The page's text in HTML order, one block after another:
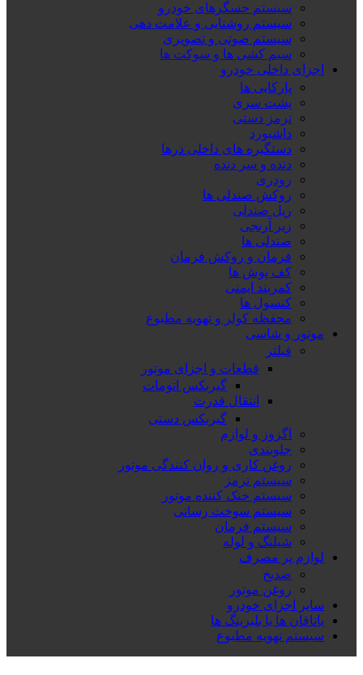
سیستم حسگرهای خودرو
سیستم روشنایی و علامت دهی
سیستم صوتی و تصویری
سیم کشی ها و سوکت ها
اجزای داخلی خودرو
پارکابی ها
پشت سری
ترمز دستی
داشبورد
دستگیره های داخلی درها
دنده و سر دنده
رودری
روکش صندلی ها
ریل صندلی
زیر آرنجی
صندلی ها
فرمان و روکش فرمان
کف پوش ها
کمربند ایمنی
کنسول ها
محفظه کولر و تهویه مطبوع
موتور و شاسی
فیلتر
قطعات و اجزای موتور
گیربکس اتومات
انتقال قدرت
گیربکس دستی
اگزوز و لوازم
جلوبندی
روغن کاری و روان کنندگی موتور
سیستم ترمز
سیستم خنک کننده موتور
سیستم سوخت رسانی
سیستم فرمان
شیلنگ و لوله
لوازم پر مصرف
ضدیخ
روغن موتور
سایر اجزای خودرو
یاتاقان ها یا بلبرینگ ها
سیستم تهویه مطبوع